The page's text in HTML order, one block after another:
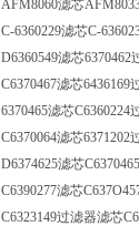
AFM8060滤芯
C-6360229滤芯C-
D6360549滤芯6370462
C6370467滤芯6436169
6370465滤芯C6360224
C6370064滤芯6371202
D6374625滤芯
C6390277滤芯
C6323149过滤器滤芯